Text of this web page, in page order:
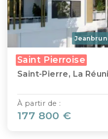
Jeanbrun
Saint Pierroise
Saint-Pierre, La
À partir de :
177 800 €